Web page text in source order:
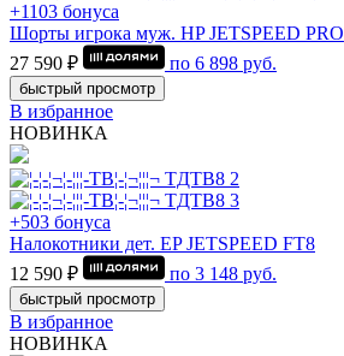
+1103 бонуса
Шорты игрока муж. HP JETSPEED PRO
27 590 ₽
по 6 898 руб.
быстрый просмотр
В избранное
НОВИНКА
+503 бонуса
Налокотники дет. EP JETSPEED FT8
12 590 ₽
по 3 148 руб.
быстрый просмотр
В избранное
НОВИНКА